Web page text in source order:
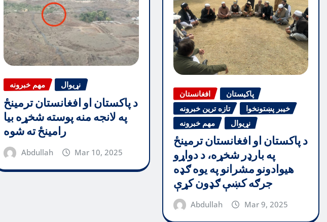
مهم خبرونه نړیوال
د پاکستان او افغانستان ترمینځ
په لانجه منه پوسته شخړه بیا
رامینځ ته شوه
Abdullah Mar 10, 2025
افغانستان
پاکیستان
تازه ترین خبرونه
خیبر پښتونخوا
مهم خبرونه
نړیوال
د پاکستان او افغانستان ترمینځ
په بارډر شخړه، د دواړو
هیوادونو مشرانو په یوه ګډه
جرګه کښې ګډون کړې
Abdullah Mar 9, 2025